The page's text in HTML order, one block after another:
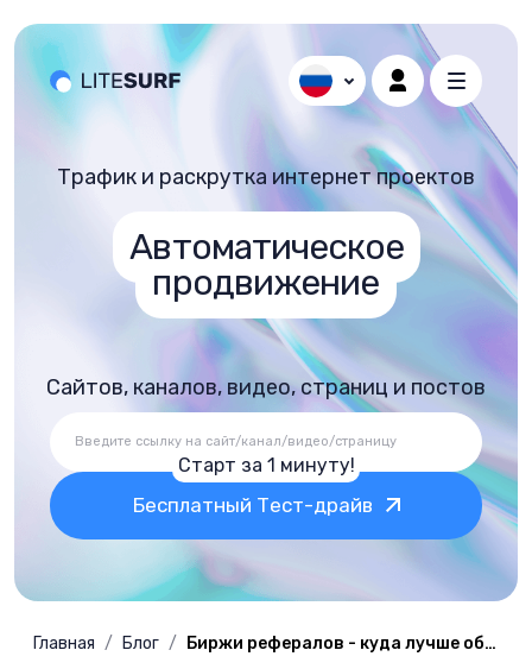
Трафик и раскрутка интернет проектов
Автоматическое
продвижение
Сайтов, каналов, видео, страниц и постов
Старт за 1 минуту!
Бесплатный Тест-драйв
Главная Блог Биржи рефералов - куда лучше обратиться